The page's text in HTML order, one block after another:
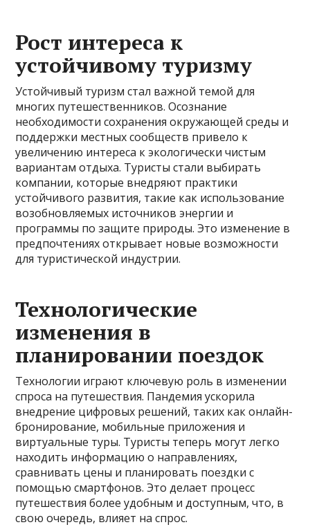
Рост интереса к
устойчивому туризму
Устойчивый туризм стал важной темой для
многих путешественников. Осознание
необходимости сохранения окружающей среды и
поддержки местных сообществ привело к
увеличению интереса к экологически чистым
вариантам отдыха. Туристы стали выбирать
компании, которые внедряют практики
устойчивого развития, такие как использование
возобновляемых источников энергии и
программы по защите природы. Это изменение в
предпочтениях открывает новые возможности
для туристической индустрии.
Технологические
изменения в
планировании поездок
Технологии играют ключевую роль в изменении
спроса на путешествия. Пандемия ускорила
внедрение цифровых решений, таких как онлайн-
бронирование, мобильные приложения и
виртуальные туры. Туристы теперь могут легко
находить информацию о направлениях,
сравнивать цены и планировать поездки с
помощью смартфонов. Это делает процесс
путешествия более удобным и доступным, что, в
свою очередь, влияет на спрос.